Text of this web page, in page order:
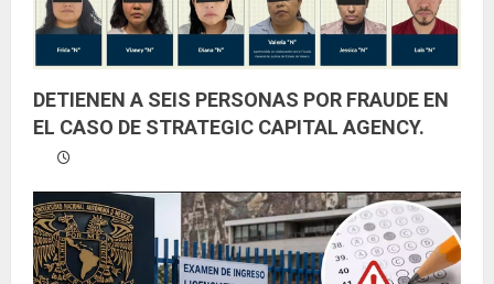
DETIENEN A SEIS PERSONAS POR FRAUDE EN
EL CASO DE STRATEGIC CAPITAL AGENCY.